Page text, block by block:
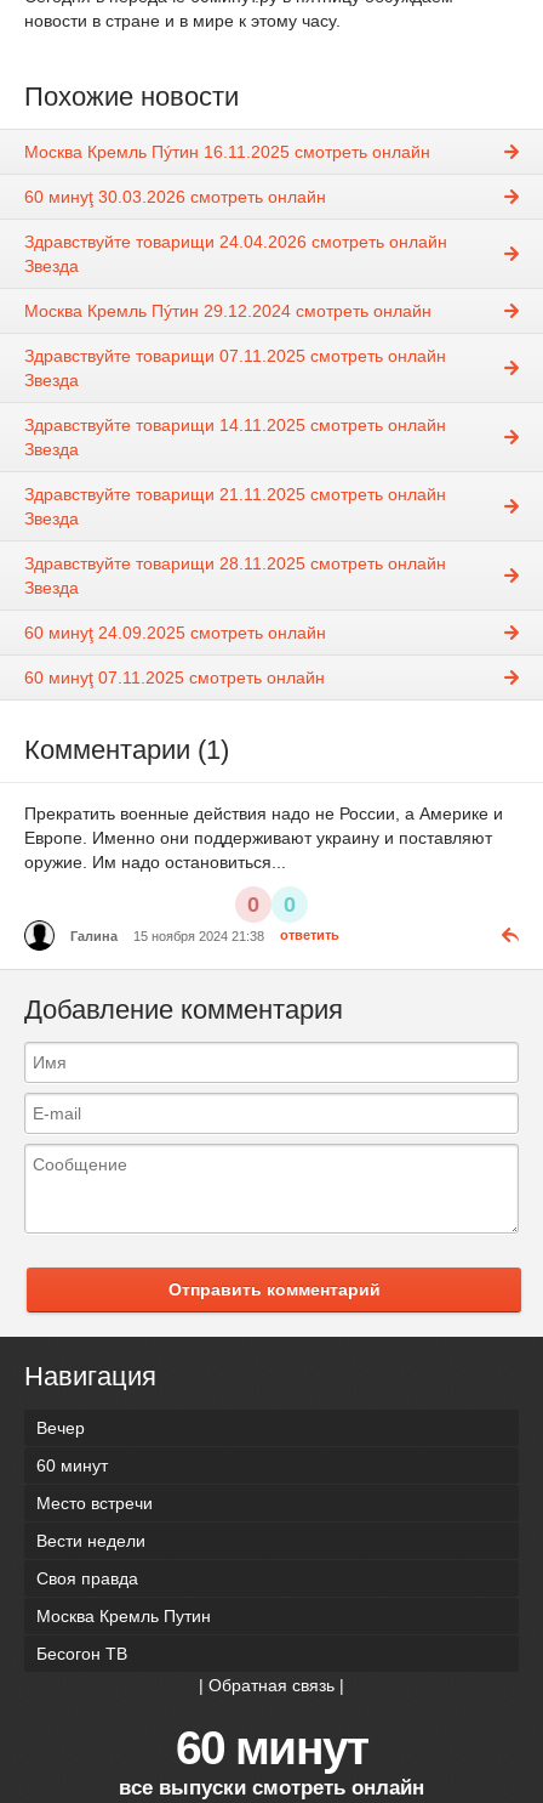
новости в стране и в мире к этому часу.
Похожие новости
Москва Кремль Пýтин 16.11.2025 смотреть онлайн
60 минуţ 30.03.2026 смотреть онлайн
Здравствуйте товарищи 24.04.2026 смотреть онлайн
Звезда
Москва Кремль Пýтин 29.12.2024 смотреть онлайн
Здравствуйте товарищи 07.11.2025 смотреть онлайн
Звезда
Здравствуйте товарищи 14.11.2025 смотреть онлайн
Звезда
Здравствуйте товарищи 21.11.2025 смотреть онлайн
Звезда
Здравствуйте товарищи 28.11.2025 смотреть онлайн
Звезда
60 минуţ 24.09.2025 смотреть онлайн
60 минуţ 07.11.2025 смотреть онлайн
Комментарии (1)
Прекратить военные действия надо не России, а Америке и
Европе. Именно они поддерживают украину и поставляют
оружие. Им надо остановиться...
0 0
Галина 15 ноября 2024 21:38 ответить
Добавление комментария
Отправить комментарий
Навигация
Вечер
60 минут
Место встречи
Вести недели
Своя правда
Москва Кремль Путин
Бесогон ТВ
| Обратная связь |
60 минут
все выпуски смотреть онлайн